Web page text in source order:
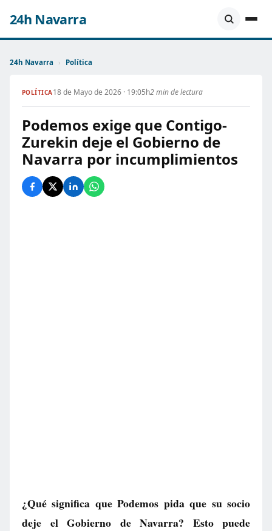
24h Navarra
24h Navarra › Política
POLÍTICA18 de Mayo de 2026 · 19:05h2 min de lectura
Podemos exige que Contigo-
Zurekin deje el Gobierno de
Navarra por incumplimientos
¿Qué significa que Podemos pida que su socio
deje el Gobierno de Navarra? Esto puede